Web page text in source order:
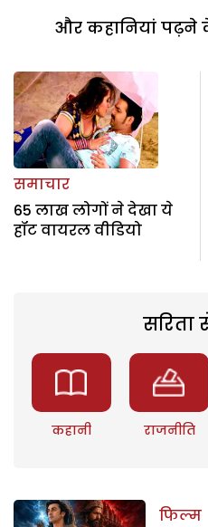
और कहानियां पढ़ने
समाचार
65 लाख लोगों ने देखा ये
हॉट वायरल वीडियो
सरिता
कहानी राजनीति
फिल्म